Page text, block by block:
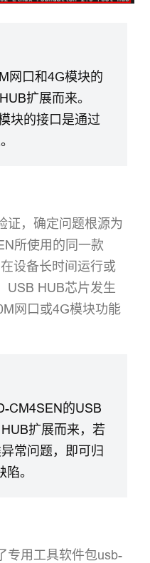
网口和4G模块的
扩展而来。
块的接口是通过
证，确定问题根源为
所使用的同一款
设备长时间运行或
USB HUB芯片发生
网口或4G模块功能
CM4SEN的USB
扩展而来，若
常问题，即可归
。
专用工具软件包usb-